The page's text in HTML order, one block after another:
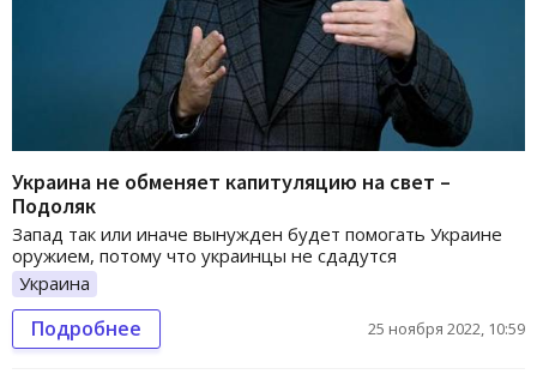
Украина не обменяет капитуляцию на свет –
Подоляк
Запад так или иначе вынужден будет помогать Украине
оружием, потому что украинцы не сдадутся
Украина
Подробнее 25 ноября 2022, 10:59